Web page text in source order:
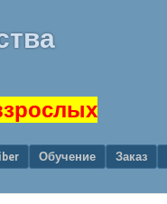
Обучение Заказ